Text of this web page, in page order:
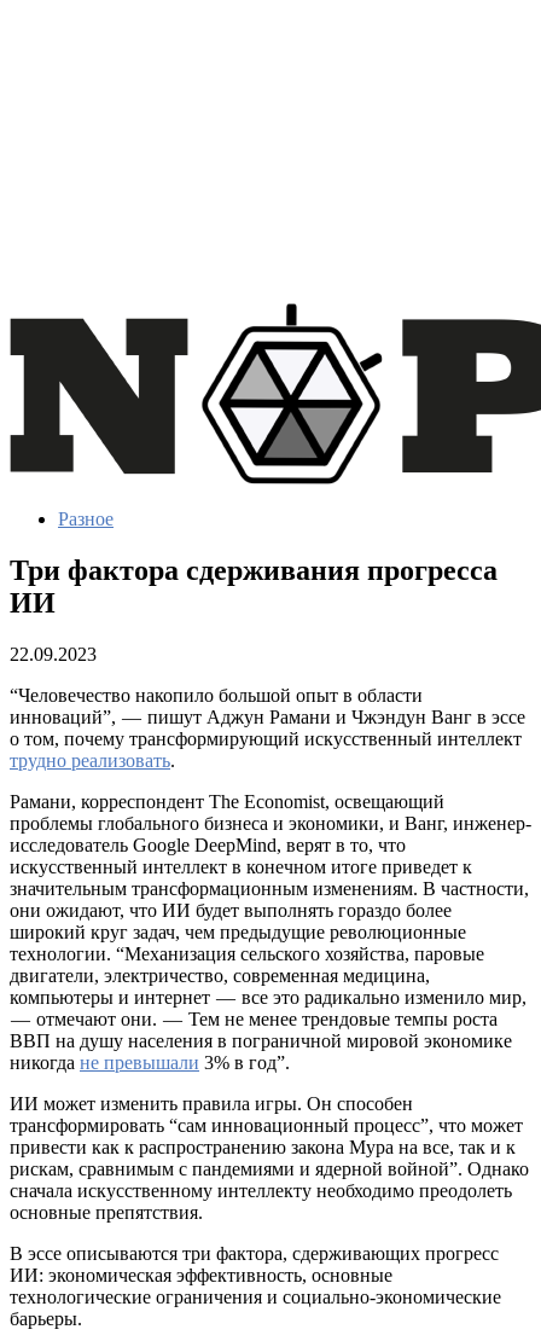
Разное
Три фактора сдерживания прогресса
ИИ
22.09.2023
“Человечество накопило большой опыт в области
инноваций”, — пишут Аджун Рамани и Чжэндун Ванг в эссе
о том, почему трансформирующий искусственный интеллект
трудно реализовать.
Рамани, корреспондент The Economist, освещающий
проблемы глобального бизнеса и экономики, и Ванг, инженер-
исследователь Google DeepMind, верят в то, что
искусственный интеллект в конечном итоге приведет к
значительным трансформационным изменениям. В частности,
они ожидают, что ИИ будет выполнять гораздо более
широкий круг задач, чем предыдущие революционные
технологии. “Механизация сельского хозяйства, паровые
двигатели, электричество, современная медицина,
компьютеры и интернет — все это радикально изменило мир,
— отмечают они. — Тем не менее трендовые темпы роста
ВВП на душу населения в пограничной мировой экономике
никогда не превышали 3% в год”.
ИИ может изменить правила игры. Он способен
трансформировать “сам инновационный процесс”, что может
привести как к распространению закона Мура на все, так и к
рискам, сравнимым с пандемиями и ядерной войной”. Однако
сначала искусственному интеллекту необходимо преодолеть
основные препятствия.
В эссе описываются три фактора, сдерживающих прогресс
ИИ: экономическая эффективность, основные
технологические ограничения и социально-экономические
барьеры.